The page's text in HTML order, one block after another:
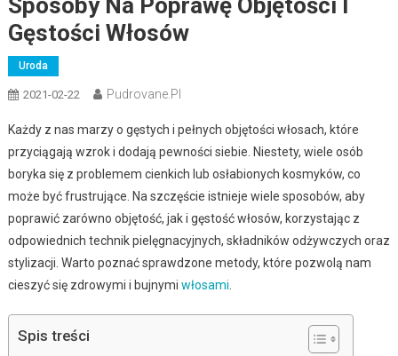
Sposoby Na Poprawę Objętości I
Gęstości Włosów
Uroda
2021-02-22 Pudrovane.pl
Każdy z nas marzy o gęstych i pełnych objętości włosach, które
przyciągają wzrok i dodają pewności siebie. Niestety, wiele osób
boryka się z problemem cienkich lub osłabionych kosmyków, co
może być frustrujące. Na szczęście istnieje wiele sposobów, aby
poprawić zarówno objętość, jak i gęstość włosów, korzystając z
odpowiednich technik pielęgnacyjnych, składników odżywczych oraz
stylizacji. Warto poznać sprawdzone metody, które pozwolą nam
cieszyć się zdrowymi i bujnymi włosami.
Spis treści